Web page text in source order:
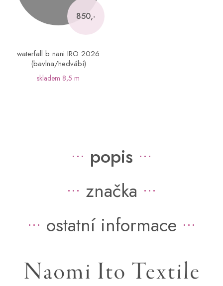
850,-
waterfall b nani IRO 2026
(bavlna/hedvábí)
skladem 8,5 m
popis
značka
ostatní informace